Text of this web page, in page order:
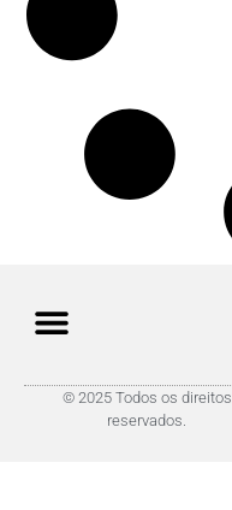
© 2025 Todos os direitos
reservados.